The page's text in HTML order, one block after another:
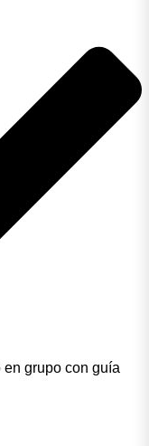
en grupo con guía